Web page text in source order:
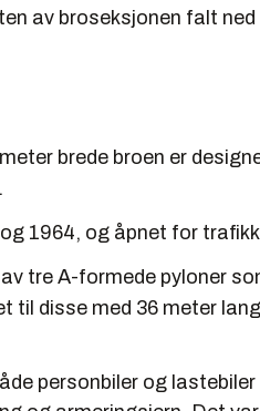
av broseksjonen falt ned
brede broen er
1964, og åpnet for trafikk
tre A-formede pyloner
til disse med 36 meter
personbiler og